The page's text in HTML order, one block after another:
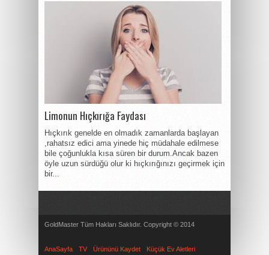
Limonun Hıçkırığa Faydası
Hıçkırık genelde en olmadık zamanlarda başlayan
,rahatsız edici ama yinede hiç müdahale edilmese
bile çoğunlukla kısa süren bir durum.Ancak bazen
öyle uzun sürdüğü olur ki hıçkırığınızı geçirmek için
bir...
GoldMaster Tüm Hakları Saklıdır. Copyright © 2014
AnaSayfa TV Ürününü Kaydet Küçük Ev Aletleri